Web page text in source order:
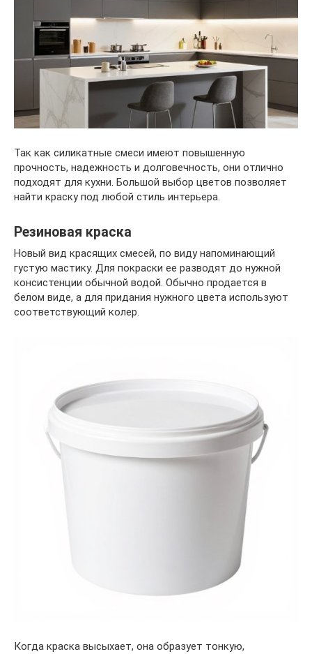
Так как силикатные смеси имеют повышенную
прочность, надежность и долговечность, они отлично
подходят для кухни. Большой выбор цветов позволяет
найти краску под любой стиль интерьера.
Резиновая краска
Новый вид красящих смесей, по виду напоминающий
густую мастику. Для покраски ее разводят до нужной
консистенции обычной водой. Обычно продается в
белом виде, а для придания нужного цвета используют
соответствующий колер.
Когда краска высыхает, она образует тонкую,